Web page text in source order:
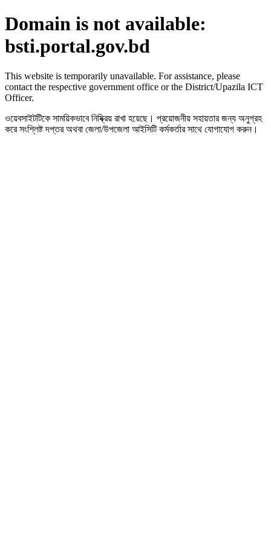
Domain is not available:
bsti.portal.gov.bd
This website is temporarily unavailable. For assistance, please
contact the respective government office or the District/Upazila ICT
Officer.
ওয়েবসাইটটিকে সাময়িকভাবে নিষ্ক্রিয় রাখা হয়েছে। প্রয়োজনীয় সহায়তার জন্য অনুগ্রহ
করে সংশ্লিষ্ট দপ্তর অথবা জেলা/উপজেলা আইসিটি কর্মকর্তার সাথে যোগাযোগ করুন।